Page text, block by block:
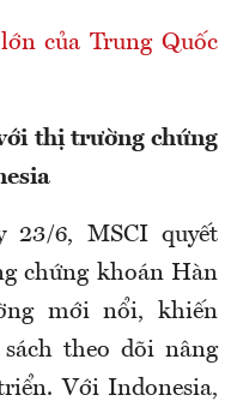
của Trung Quốc
thị trường chứng
23/6, MSCI quyết
chứng khoán Hàn
mới nổi, khiến
theo dõi nâng
Với Indonesia,